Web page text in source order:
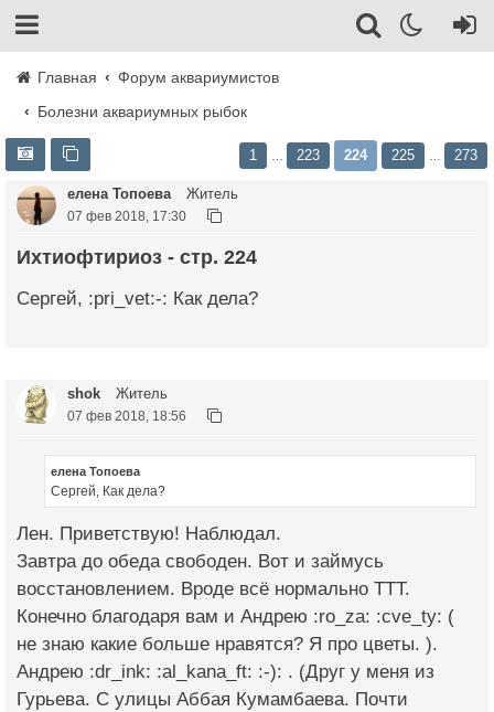
Главная
Форум аквариумистов
Болезни аквариумных рыбок
1 223 224 225 273
елена Топоева Житель
07 фев 2018, 17:30
Ихтиофтириоз - стр. 224
Сергей, :pri_vet:-: Как дела?
shok Житель
07 фев 2018, 18:56
елена Топоева
Сергей, Как дела?
Лен. Приветствую! Наблюдал.
Завтра до обеда свободен. Вот и займусь
восстановлением. Вроде всё нормально ТТТ.
Конечно благодаря вам и Андрею :ro_za: :cve_ty: (
не знаю какие больше нравятся? Я про цветы. ).
Андрею :dr_ink: :al_kana_ft: :-): . (Друг у меня из
Гурьева. С улицы Аббая Кумамбаева. Почти